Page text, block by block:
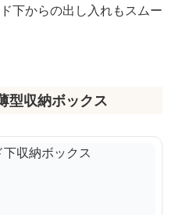
下からの出し入れもスムー
型収納ボックス